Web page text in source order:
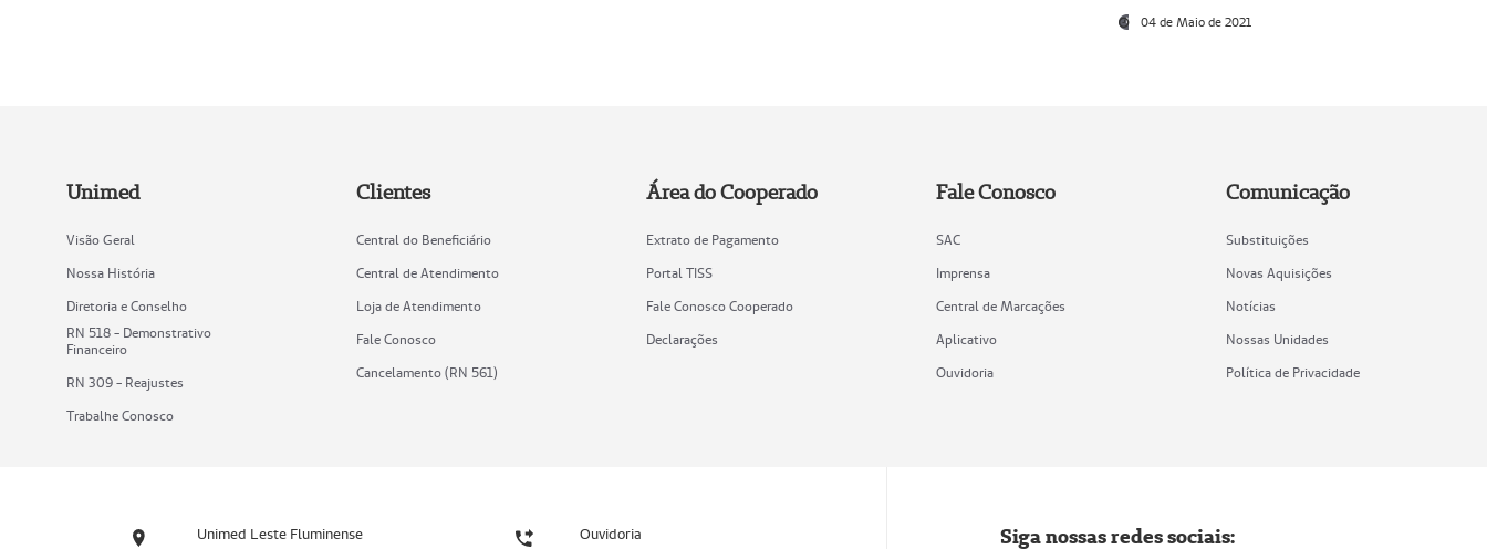
04 de Maio de 2021
Unimed
Visão Geral
Nossa História
Diretoria e Conselho
RN 518 - Demonstrativo
Financeiro
RN 309 - Reajustes
Trabalhe Conosco
Clientes
Central do Beneficiário
Central de Atendimento
Loja de Atendimento
Fale Conosco
Cancelamento (RN 561)
Área do Cooperado
Extrato de Pagamento
Portal TISS
Fale Conosco Cooperado
Declarações
Fale Conosco
SAC
Imprensa
Central de Marcações
Aplicativo
Ouvidoria
Comunicação
Substituições
Novas Aquisições
Notícias
Nossas Unidades
Política de Privacidade
Unimed Leste Fluminense Ouvidoria Siga nossas redes sociais: